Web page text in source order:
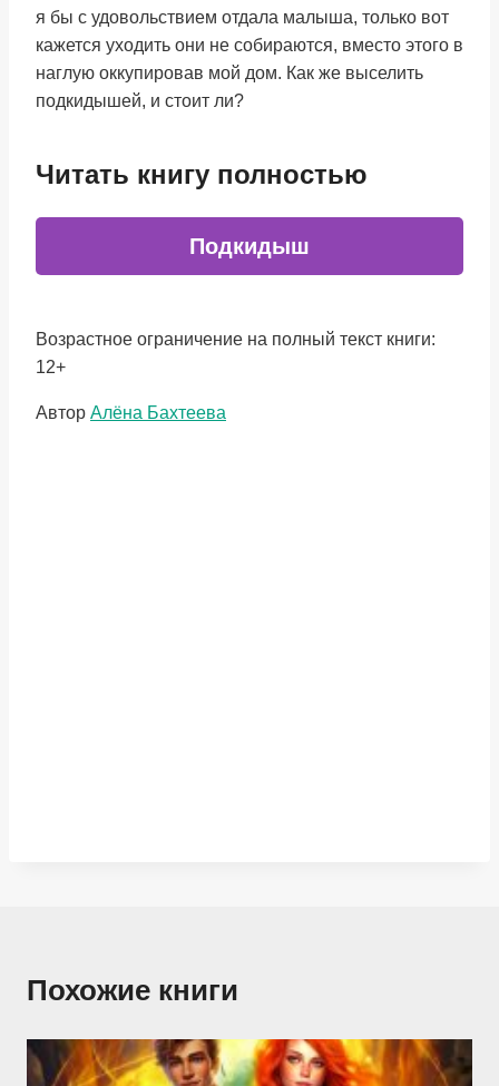
я бы с удовольствием отдала малыша, только вот
кажется уходить они не собираются, вместо этого в
наглую оккупировав мой дом. Как же выселить
подкидышей, и стоит ли?
Читать книгу полностью
Подкидыш
Возрастное ограничение на полный текст книги:
12+
Метки
Автор Алёна Бахтеева
Похожие книги